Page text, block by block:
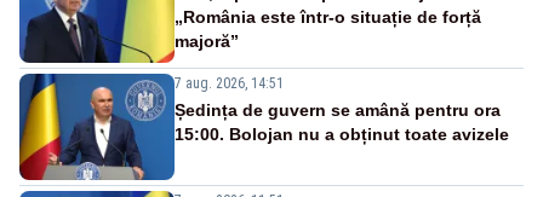
„România este într-o situație de forță
majoră”
7 aug. 2026, 14:51
Ședința de guvern se amână pentru ora
15:00. Bolojan nu a obținut toate avizele